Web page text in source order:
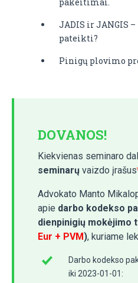
JADIS ir JANGIS
pateikti?
Pinigų plovimo
DOVANOS!
Kiekvienas seminaro
seminarų vaizdo įrašus
Advokato Manto
apie darbo kodekso
dienpinigių mokėjimo
Eur + PVM), kuriame
Darbo kodekso
iki 2023-01-01: